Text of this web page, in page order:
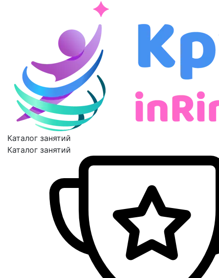
Каталог занятий
Каталог занятий